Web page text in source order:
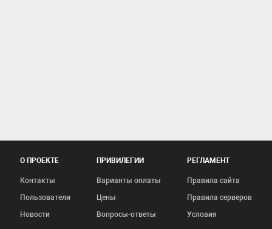
О ПРОЕКТЕ
Контакты
Пользователи
Новости
ПРИВИЛЕГИИ
Варианты оплаты
Цены
Вопросы-ответы
РЕГЛАМЕНТ
Правила сайта
Правила серверов
Условия